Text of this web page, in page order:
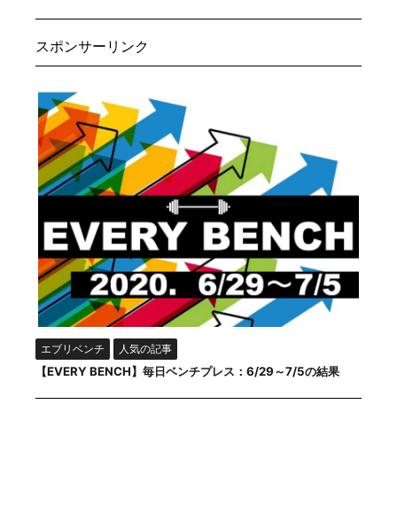
スポンサーリンク
エブリベンチ 人気の記事
【EVERY BENCH】毎日ベンチプレス：6/29～7/5の結果